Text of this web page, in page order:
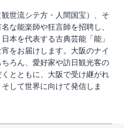
世流シテ方・人間国宝）、そ
な能楽師や狂言師を招聘し、
本を代表する古典芸能「能」
をお届けします。大阪のナイ
ろん、愛好家や訪日観光客の
とともに、大阪で受け継がれ
して世界に向けて発信しま